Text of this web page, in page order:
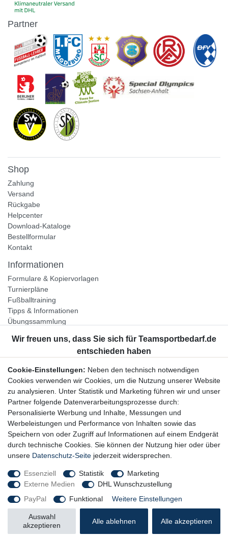
Partner
Shop
Zahlung
Versand
Rückgabe
Helpcenter
Download-Kataloge
Bestellformular
Kontakt
Informationen
Formulare & Kopiervorlagen
Turnierpläne
Fußballtraining
Tipps & Informationen
Übungssammlung
Unternehmen
Widerrufsrecht
Bestellung widerrufen
Datenschutzerklärung
AGB
Impressum
Newsletter
Newsletter-Anmeldung
© Copyright 2026 Trainingsunterlagen24 GmbH. Alle Rechte vorbehalten.
Cookie-Einstellungen: Neben den technisch notwendigen
Cookies verwenden wir Cookies, um die Nutzung unserer Website
zu analysieren. Unter Statistik und Marketing führen wir und unser
Partner folgende Datenverarbeitungsprozesse durch:
Personalisierte Werbung und Inhalte, Messungen und
Werbeleistungen und Performance von Inhalten sowie das
Speichern von oder Zugriff auf Informationen auf einem Endgerät
durch technische Cookies. Sie können der Nutzung hier oder über
unsere Datenschutz-Seite jederzeit widersprechen.
Essenziell Statistik
Marketing
Externe Medien
DHL Wunschzustellung
PayPal
Funktional Weitere Einstellungen
Alle akzeptieren
Alle ablehnen
Auswahl
akzeptieren